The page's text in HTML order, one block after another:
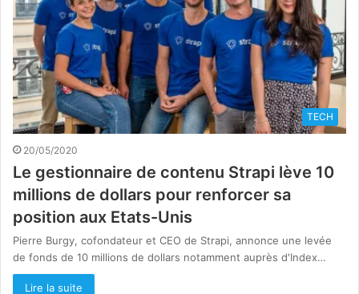
TECH
20/05/2020
Le gestionnaire de contenu Strapi lève 10
millions de dollars pour renforcer sa
position aux Etats-Unis
Pierre Burgy, cofondateur et CEO de Strapi, annonce une levée
de fonds de 10 millions de dollars notamment auprès d'Index…
Lire la suite